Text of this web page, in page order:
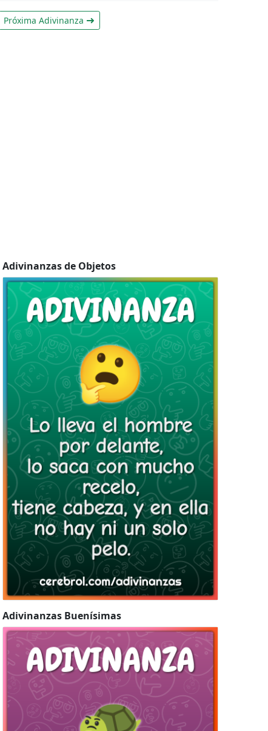
Próxima Adivinanza
Adivinanzas de Objetos
Adivinanzas Buenísimas